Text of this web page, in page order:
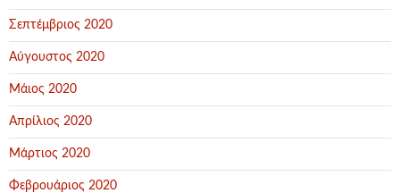
Σεπτέμβριος 2020
Αύγουστος 2020
Μάιος 2020
Απρίλιος 2020
Μάρτιος 2020
Φεβρουάριος 2020